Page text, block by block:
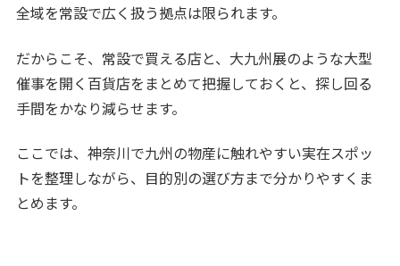
全域を常設で広く扱う拠点は限られます。
だからこそ、常設で買える店と、大九州展のような大型
催事を開く百貨店をまとめて把握しておくと、探し回る
手間をかなり減らせます。
ここでは、神奈川で九州の物産に触れやすい実在スポッ
トを整理しながら、目的別の選び方まで分かりやすくま
とめます。